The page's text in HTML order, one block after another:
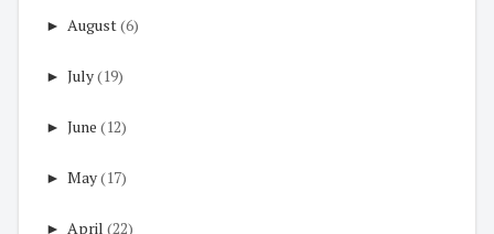
► August(6)
► July(19)
► June (12)
► May(17)
► April (22)